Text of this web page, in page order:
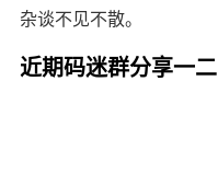
杂谈不见不散。
近期码迷群分享一二